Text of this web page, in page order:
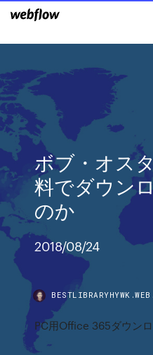
ボブ・オス
料でダウン
のか
2018/08/24
PC用Office 365ダウン